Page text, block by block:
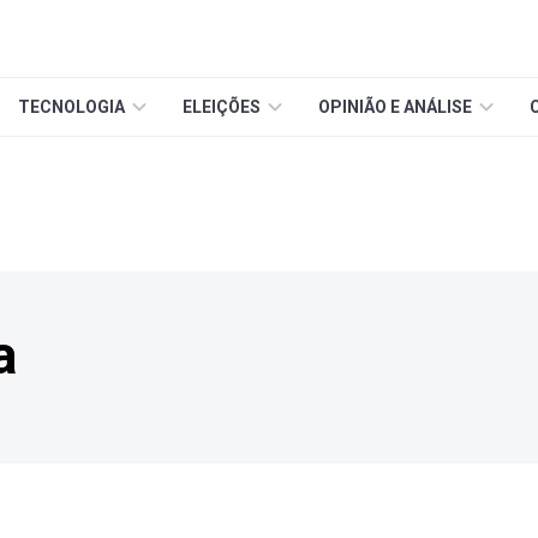
TECNOLOGIA ELEIÇÕES OPINIÃO E ANÁLISE